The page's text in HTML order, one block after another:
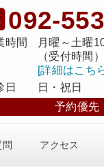
092-
時間
月曜～土曜
（受付時間）
[詳細はこち
日
日・祝日
予約優先
アクセス